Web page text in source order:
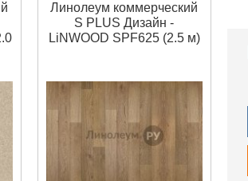
Линолеум коммерческий
S PLUS Дизайн -
LiNWOOD SPF625 (2.5 м)